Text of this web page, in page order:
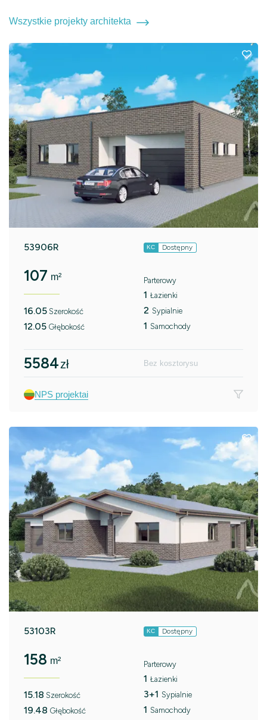
Wszystkie projekty architekta
53906R KC Dostępny
107 m²
16.05 Szerokość
12.05 Głębokość
Parterowy
1 Łazienki
2 Sypialnie
1 Samochody
5584zł Bez kosztorysu
NPS projektai
53103R KC Dostępny
158 m²
15.18 Szerokość
19.48 Głębokość
Parterowy
1 Łazienki
3+1 Sypialnie
1 Samochody